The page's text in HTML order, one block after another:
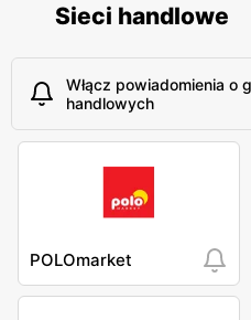
Sieci handlowe
Włącz powiadomienia o
handlowych
POLOmarket